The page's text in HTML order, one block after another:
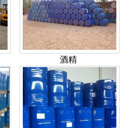
酒精